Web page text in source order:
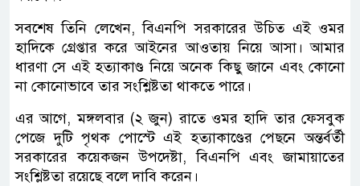
সবশেষ তিনি লেখেন, বিএনপি সরকারের উচিত এই ওমর
হাদিকে গ্রেপ্তার করে আইনের আওতায় নিয়ে আসা। আমার
ধারণা সে এই হত্যাকাণ্ড নিয়ে অনেক কিছু জানে এবং কোনো
না কোনোভাবে তার সংশ্লিষ্টতা থাকতে পারে।
এর আগে, মঙ্গলবার (২ জুন) রাতে ওমর হাদি তার ফেসবুক
পেজে দুটি পৃথক পোস্টে এই হত্যাকাণ্ডের পেছনে অন্তর্বর্তী
সরকারের কয়েকজন উপদেষ্টা, বিএনপি এবং জামায়াতের
সংশ্লিষ্টতা রয়েছে বলে দাবি করেন।